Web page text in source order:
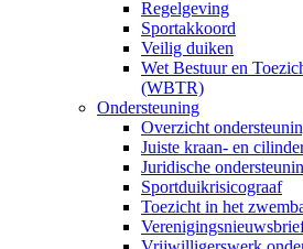
Regelgeving
Sportakkoord
Veilig duiken
Wet Bestuur en
(WBTR)
Ondersteuning
Overzicht
Juiste kraan- en
Juridische
Sportduikrisicograaf
Toezicht in het